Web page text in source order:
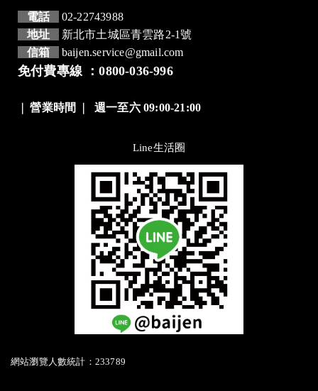
電話
02-22743988
地址
新北市土城區青雲路2-1號
信箱
baijen.service@gmail.com
免付費專線 ：0800-036-996
營業時間 ❘週一至六 09:00-21:00
Line生活圈
網站瀏覽人數統計：233789